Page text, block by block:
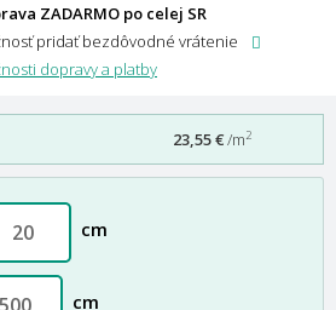
ZADARMO po celej SR
pridať bezdôvodné vrátenie
dopravy a platby
23,55 €/m2
cm
cm